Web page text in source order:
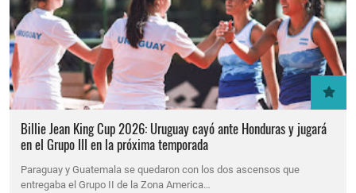
Billie Jean King Cup 2026: Uruguay cayó ante Honduras y jugará
en el Grupo III en la próxima temporada
Paraguay y Guatemala se quedaron con los dos ascensos que
entregaba el Grupo II de la Zona America…